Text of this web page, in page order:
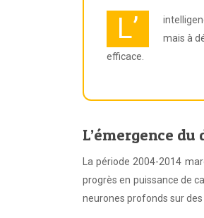
L’
mais à
efficace.
L’émergence
La période 2004-2014
progrès en puissance de
neurones profonds sur